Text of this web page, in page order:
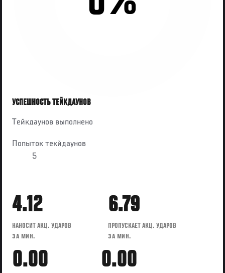
УСПЕШНОСТЬ ТЕЙКДАУНОВ
Тейкдаунов выполнено
Попыток текйдаунов
5
4.12
НАНОСИТ АКЦ. УДАРОВ
ЗА МИН.
6.79
ПРОПУСКАЕТ АКЦ. УДАРОВ
ЗА МИН.
0.00 0.00